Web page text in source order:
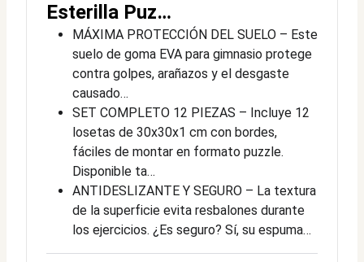
Esterilla Puz…
MÁXIMA PROTECCIÓN DEL SUELO – Este
suelo de goma EVA para gimnasio protege
contra golpes, arañazos y el desgaste
causado…
SET COMPLETO 12 PIEZAS – Incluye 12
losetas de 30x30x1 cm con bordes,
fáciles de montar en formato puzzle.
Disponible ta…
ANTIDESLIZANTE Y SEGURO – La textura
de la superficie evita resbalones durante
los ejercicios. ¿Es seguro? Sí, su espuma…